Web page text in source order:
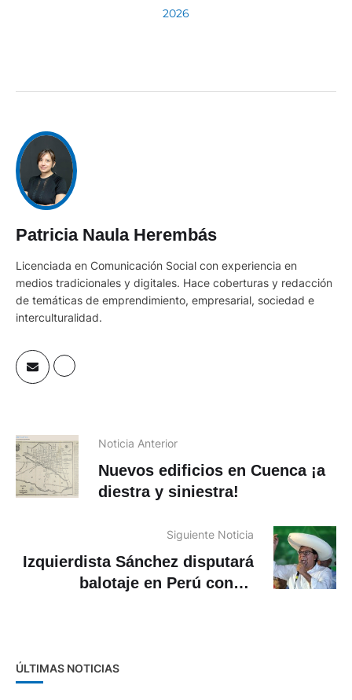
2026
Patricia Naula Herembás
Licenciada en Comunicación Social con experiencia en
medios tradicionales y digitales. Hace coberturas y redacción
de temáticas de emprendimiento, empresarial, sociedad e
interculturalidad.
Noticia Anterior
Nuevos edificios en Cuenca ¡a
diestra y siniestra!
Siguiente Noticia
Izquierdista Sánchez disputará
balotaje en Perú contra
ÚLTIMAS NOTICIAS